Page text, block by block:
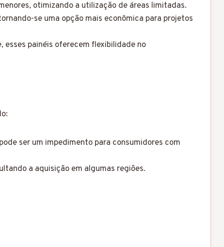
otimizando a utilização de áreas limitadas.
se uma opção mais econômica para projetos
esses painéis oferecem flexibilidade no
ser um impedimento para consumidores com
a aquisição em algumas regiões.